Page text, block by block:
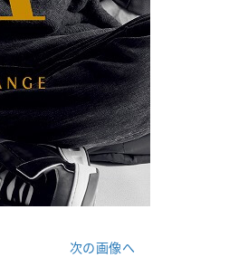
次の画像へ